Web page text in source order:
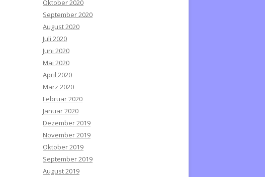
Oktober 2020
September 2020
August 2020
Juli 2020
Juni 2020
Mai 2020
April 2020
März 2020
Februar 2020
Januar 2020
Dezember 2019
November 2019
Oktober 2019
September 2019
August 2019